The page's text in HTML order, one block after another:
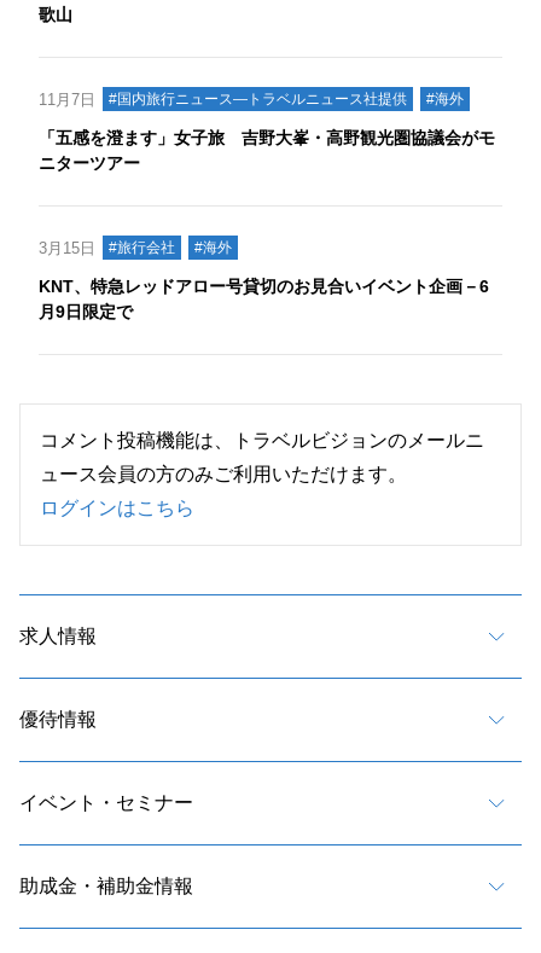
歌山
11月7日 #国内旅行ニュース―トラベルニュース社提供 #海外
「五感を澄ます」女子旅 吉野大峯・高野観光圏協議会がモ
ニターツアー
3月15日 #旅行会社 #海外
KNT、特急レッドアロー号貸切のお見合いイベント企画－6
月9日限定で
コメント投稿機能は、トラベルビジョンのメールニ
ュース会員の方のみご利用いただけます。
ログインはこちら
求人情報
優待情報
イベント・セミナー
助成金・補助金情報